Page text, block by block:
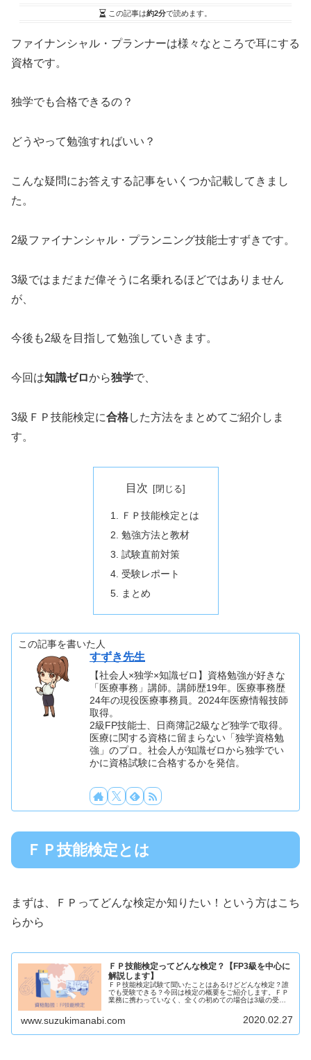
この記事は約2分で読めます。
ファイナンシャル・プランナーは様々なところで耳にする
資格です。
独学でも合格できるの？
どうやって勉強すればいい？
こんな疑問にお答えする記事をいくつか記載してきまし
た。
2級ファイナンシャル・プランニング技能士すずきです。
3級ではまだまだ偉そうに名乗れるほどではありません
が、
今後も2級を目指して勉強していきます。
今回は知識ゼロから独学で、
3級ＦＰ技能検定に合格した方法をまとめてご紹介しま
す。
目次
ＦＰ技能検定とは
勉強方法と教材
試験直前対策
受験レポート
まとめ
この記事を書いた人
すずき先生
【社会人×独学×知識ゼロ】資格勉強が好きな
「医療事務」講師。講師歴19年。医療事務歴
24年の現役医療事務員。2024年医療情報技師
取得。
2級FP技能士、日商簿記2級など独学で取得。
医療に関する資格に留まらない「独学資格勉
強」のプロ。社会人が知識ゼロから独学でい
かに資格試験に合格するかを発信。
ＦＰ技能検定とは
まずは、ＦＰってどんな検定か知りたい！という方はこち
らから
ＦＰ技能検定ってどんな検定？【FP3級を中心に
解説します】
ＦＰ技能検定試験て聞いたことはあるけどどんな検定？誰
でも受験できる？今回は検定の概要をご紹介します。ＦＰ
業務に携わっていなく、全くの初めての場合は3級の受験
www.suzukimanabi.com 2020.02.27